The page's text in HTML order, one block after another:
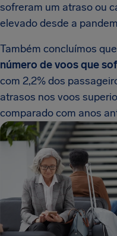
sofreram um atraso ou
elevado desde a
Também concluímos
número de voos que
com 2,2% dos
atrasos nos voos
comparado com anos